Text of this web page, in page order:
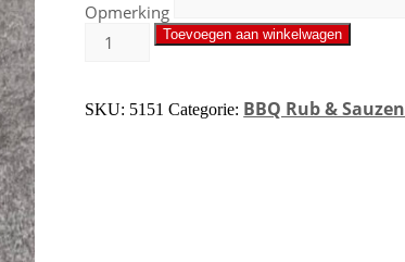
Opmerking
Toevoegen aan winkelwagen
SKU: 5151 Categorie: BBQ Rub & Sauzen